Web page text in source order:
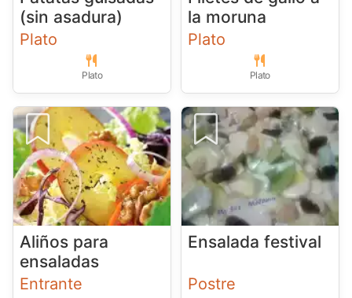
(sin asadura)
Plato
Plato
la moruna
Plato
Plato
Aliños para
ensaladas
Entrante
Ensalada festival
Postre